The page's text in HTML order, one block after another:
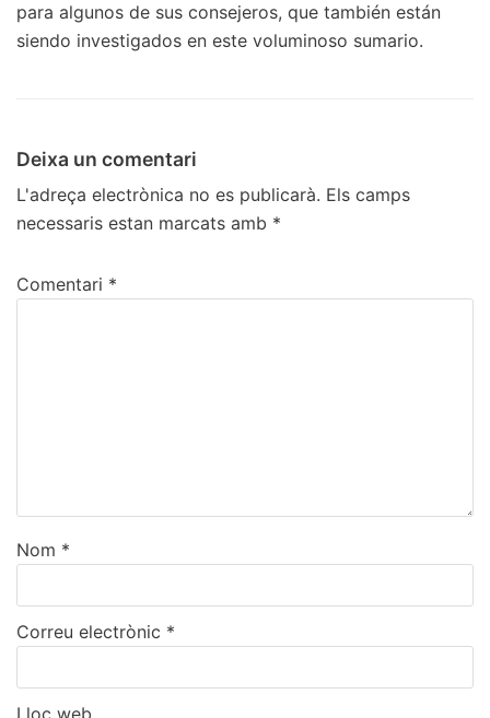
para algunos de sus consejeros, que también están
siendo investigados en este voluminoso sumario.
Deixa un comentari
L'adreça electrònica no es publicarà. Els camps
necessaris estan marcats amb *
Comentari *
Nom *
Correu electrònic *